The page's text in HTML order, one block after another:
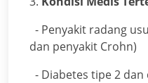
- Penyakit radang
dan penyakit Crohn)
- Diabetes tipe 2 dan